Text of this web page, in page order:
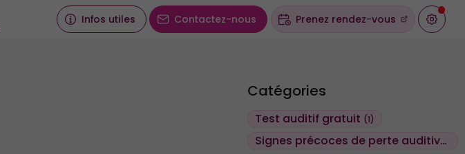
Infos utiles Contactez-nous Prenez rendez-vous
Catégories
Test auditif gratuit (1)
Signes précoces de perte auditive